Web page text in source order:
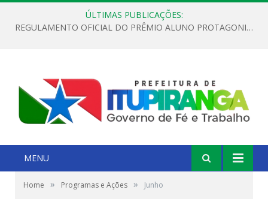
ÚLTIMAS PUBLICAÇÕES:
REGULAMENTO OFICIAL DO PRÊMIO ALUNO PROTAGONISTA – EDIÇÃO 2026
MENU
Home » Programas e Ações » Junho